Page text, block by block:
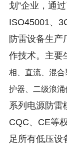
划”企业，通
ISO45001、
防雷设备生产
作技术。主要
相、直流、混
护器、二级浪
系列电源防雷
CQC、CE等
足所有低压设